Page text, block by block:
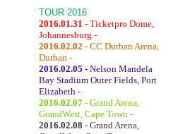
TOUR 2016
2016.01.31 - Ticketpro Dome,
Johannesburg -
2016.02.02 - CC Durban Arena,
Durban -
2016.02.05 - Nelson Mandela
Bay Stadium Outer Fields, Port
Elizabeth -
2016.02.07 - Grand Arena,
GrandWest, Cape Town -
2016.02.08 - Grand Arena,